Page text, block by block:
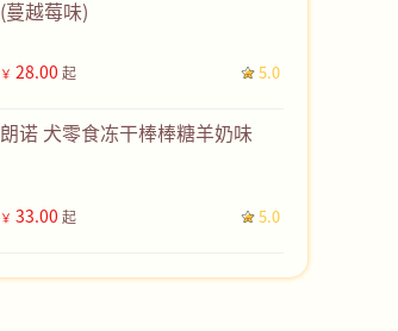
(蔓越莓味)
￥ 28.00 起 5.0
朗诺 犬零食冻干棒棒糖羊奶味
￥ 33.00 起 5.0